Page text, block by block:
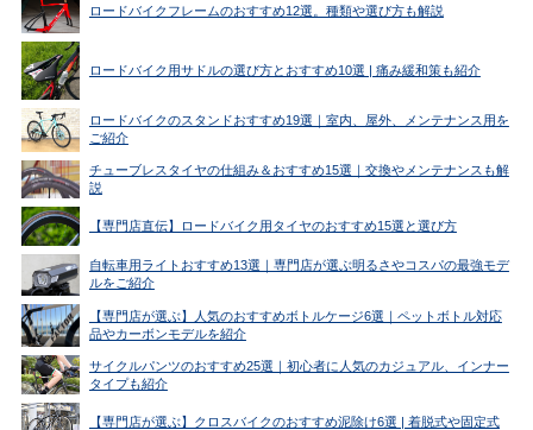
ロードバイクフレームのおすすめ12選。種類や選び方も解説
ロードバイク用サドルの選び方とおすすめ10選 | 痛み緩和策も紹介
ロードバイクのスタンドおすすめ19選｜室内、屋外、メンテナンス用を
ご紹介
チューブレスタイヤの仕組み＆おすすめ15選｜交換やメンテナンスも解
説
【専門店直伝】ロードバイク用タイヤのおすすめ15選と選び方
自転車用ライトおすすめ13選｜専門店が選ぶ明るさやコスパの最強モデ
ルをご紹介
【専門店が選ぶ】人気のおすすめボトルケージ6選｜ペットボトル対応
品やカーボンモデルを紹介
サイクルパンツのおすすめ25選｜初心者に人気のカジュアル、インナー
タイプも紹介
【専門店が選ぶ】クロスバイクのおすすめ泥除け6選 | 着脱式や固定式